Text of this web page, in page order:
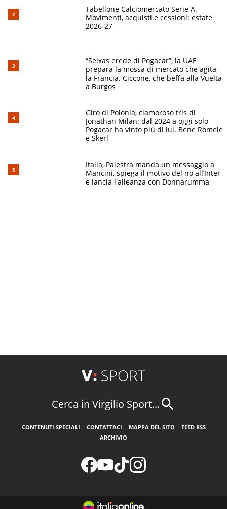
Tabellone Calciomercato Serie A.
Movimenti, acquisti e cessioni: estate
2026-27
“Seixas erede di Pogacar”, la UAE
prepara la mossa di mercato che agita
la Francia. Ciccone, che beffa alla Vuelta
a Burgos
Giro di Polonia, clamoroso tris di
Jonathan Milan: dal 2024 a oggi solo
Pogacar ha vinto più di lui. Bene Romele
e Skerl
Italia, Palestra manda un messaggio a
Mancini, spiega il motivo del no all’Inter
e lancia l'alleanza con Donnarumma
Cerca in Virgilio Sport...
CONTENUTI SPECIALI CONTATTACI MAPPA DEL SITO
FEED RSS
ARCHIVIO